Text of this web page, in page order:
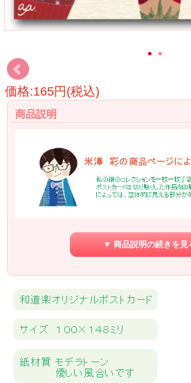
価格:165円(税込)
商品説明
▼ 商品説明の続きを